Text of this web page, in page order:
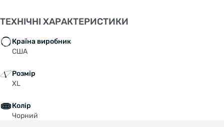
ТЕХНІЧНІ ХАРАКТЕРИСТИКИ
Країна виробник
США
Розмір
XL
Колір
Чорний